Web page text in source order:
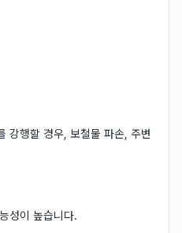
강행할 경우, 보철물 파손, 주변
성이 높습니다.